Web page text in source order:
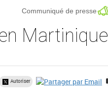
Martinique
Communiqué de presse
Autoriser